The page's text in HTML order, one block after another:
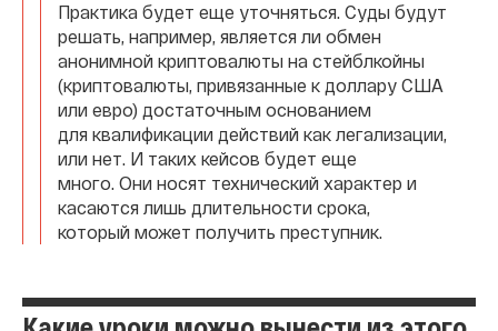
Практика будет еще уточняться. Суды будут
решать, например, является ли обмен
анонимной криптовалюты на стейблкойны
(криптовалюты, привязанные к доллару США
или евро) достаточным основанием
для квалификации действий как легализации,
или нет. И таких кейсов будет еще
много. Они носят технический характер и
касаются лишь длительности срока,
который может получить преступник.